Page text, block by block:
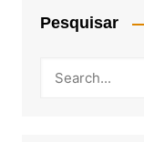
Pesquisar